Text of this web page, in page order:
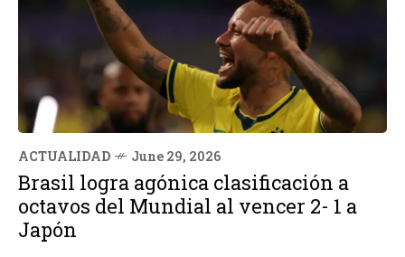
ACTUALIDAD June 29, 2026
Brasil logra agónica clasificación a
octavos del Mundial al vencer 2- 1 a
Japón